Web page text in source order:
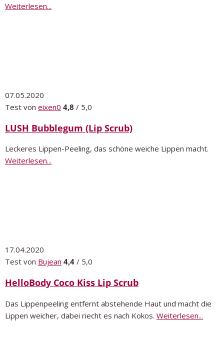
Weiterlesen...
07.05.2020
Test von eixen0 4,8 / 5,0
LUSH Bubblegum (Lip Scrub)
Leckeres Lippen-Peeling, das schöne weiche Lippen macht.
Weiterlesen...
17.04.2020
Test von Bujean 4,4 / 5,0
HelloBody Coco Kiss Lip Scrub
Das Lippenpeeling entfernt abstehende Haut und macht die
Lippen weicher, dabei riecht es nach Kokos. Weiterlesen...